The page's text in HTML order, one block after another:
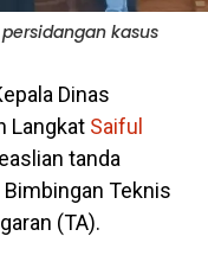
kasus
Dinas
Langkat Saiful
tanda
Teknis
(TA).